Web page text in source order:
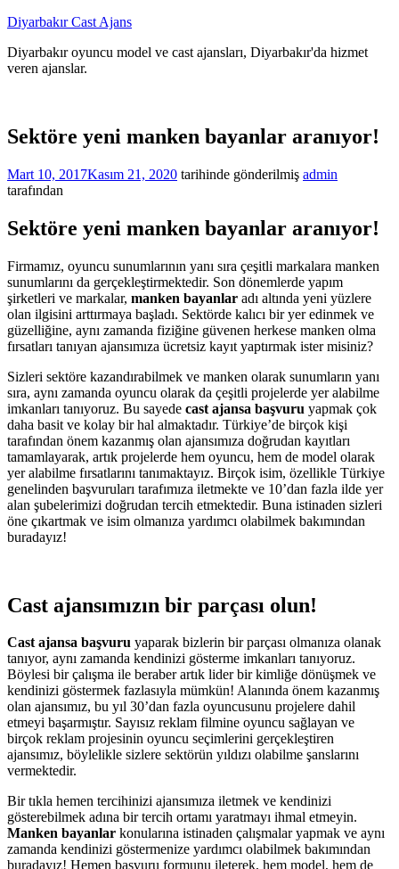
İçeriğe
Diyarbakır Cast Ajans
Diyarbakır oyuncu model ve cast ajansları, Diyarbakır'da hizmet
veren ajanslar.
Sektöre yeni manken bayanlar aranıyor!
Mart 10, 2017Kasım 21, 2020 tarihinde gönderilmiş admin
tarafından
Sektöre yeni manken bayanlar aranıyor!
Firmamız, oyuncu sunumlarının yanı sıra çeşitli markalara manken
sunumlarını da gerçekleştirmektedir. Son dönemlerde yapım
şirketleri ve markalar, manken bayanlar adı altında yeni yüzlere
olan ilgisini arttırmaya başladı. Sektörde kalıcı bir yer edinmek ve
güzelliğine, aynı zamanda fiziğine güvenen herkese manken olma
fırsatları tanıyan ajansımıza ücretsiz kayıt yaptırmak ister misiniz?
Sizleri sektöre kazandırabilmek ve manken olarak sunumların yanı
sıra, aynı zamanda oyuncu olarak da çeşitli projelerde yer alabilme
imkanları tanıyoruz. Bu sayede cast ajansa başvuru yapmak çok
daha basit ve kolay bir hal almaktadır. Türkiye’de birçok kişi
tarafından önem kazanmış olan ajansımıza doğrudan kayıtları
tamamlayarak, artık projelerde hem oyuncu, hem de model olarak
yer alabilme fırsatlarını tanımaktayız. Birçok isim, özellikle Türkiye
genelinden başvuruları tarafımıza iletmekte ve 10’dan fazla ilde yer
alan şubelerimizi doğrudan tercih etmektedir. Buna istinaden sizleri
öne çıkartmak ve isim olmanıza yardımcı olabilmek bakımından
buradayız!
Cast ajansımızın bir parçası olun!
Cast ajansa başvuru yaparak bizlerin bir parçası olmanıza olanak
tanıyor, aynı zamanda kendinizi gösterme imkanları tanıyoruz.
Böylesi bir çalışma ile beraber artık lider bir kimliğe dönüşmek ve
kendinizi göstermek fazlasıyla mümkün! Alanında önem kazanmış
olan ajansımız, bu yıl 30’dan fazla oyuncusunu projelere dahil
etmeyi başarmıştır. Sayısız reklam filmine oyuncu sağlayan ve
birçok reklam projesinin oyuncu seçimlerini gerçekleştiren
ajansımız, böylelikle sizlere sektörün yıldızı olabilme şanslarını
vermektedir.
Bir tıkla hemen tercihinizi ajansımıza iletmek ve kendinizi
gösterebilmek adına bir tercih ortamı yaratmayı ihmal etmeyin.
Manken bayanlar konularına istinaden çalışmalar yapmak ve aynı
zamanda kendinizi göstermenize yardımcı olabilmek bakımından
buradayız! Hemen başvuru formunu ileterek, hem model, hem de